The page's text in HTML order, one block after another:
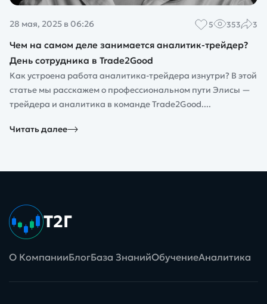
28 мая, 2025 в 06:26 5 353 3
Чем на самом деле занимается аналитик-трейдер?
День сотрудника в Trade2Good
Как устроена работа аналитика-трейдера изнутри? В этой
статье мы расскажем о профессиональном пути Элисы —
трейдера и аналитика в команде Trade2Good....
Читать далее
Т2Г
О КомпанииБлогБаза ЗнанийОбучениеАналитика